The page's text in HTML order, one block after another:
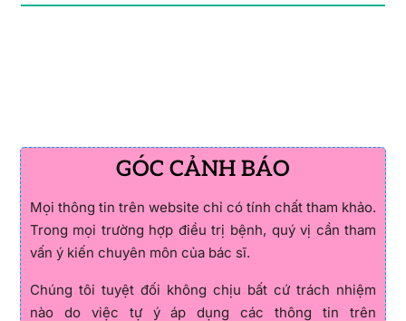
GÓC CẢNH BÁO
Mọi thông tin trên website chỉ có tính chất tham khảo.
Trong mọi trường hợp điều trị bệnh, quý vị cần tham
vấn ý kiến chuyên môn của bác sĩ.
Chúng tôi tuyệt đối không chịu bất cứ trách nhiệm
nào do việc tự ý áp dụng các thông tin trên